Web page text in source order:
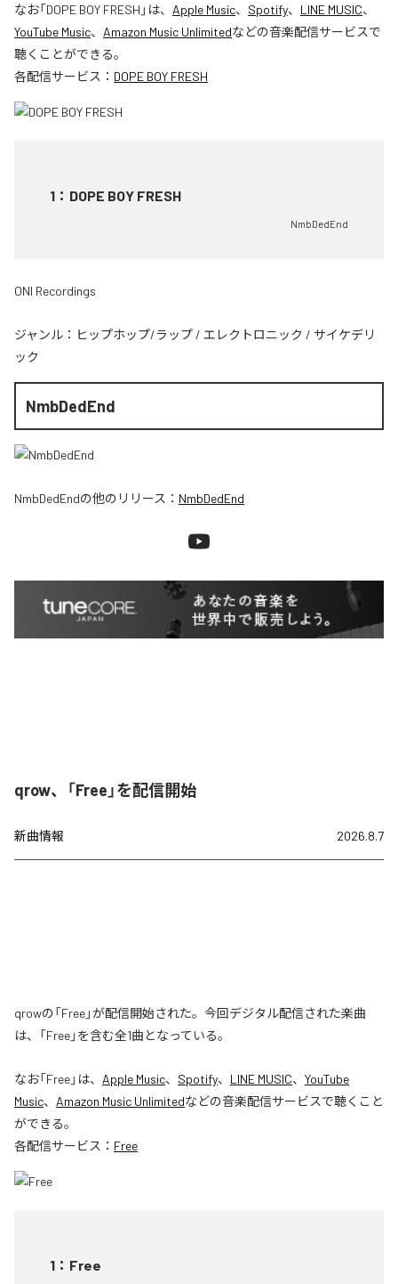
なお「DOPE BOY FRESH 」は、 Apple Music、 Spotify、 LINE MUSIC、
YouTube Music、 Amazon Music Unlimitedなどの音楽配信サービスで
聴くことができる。
各配信サービス： DOPE BOY FRESH
1 ： DOPE BOY FRESH
NmbDedEnd
ONI Recordings
ジャンル： ヒップホップ/ラップ / エレクトロニック / サイケデリ
ック
NmbDedEnd
NmbDedEndの他のリリース： NmbDedEnd
qrow、「Free」を配信開始
新曲情報 2026.8.7
qrowの「Free」が配信開始された。今回デジタル配信された楽曲
は、「Free」を含む全1曲となっている。
なお「Free」は、 Apple Music、 Spotify、 LINE MUSIC、 YouTube
Music、 Amazon Music Unlimitedなどの音楽配信サービスで聴くこと
ができる。
各配信サービス： Free
1 ： Free